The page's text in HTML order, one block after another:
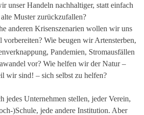
unser Handeln nachhaltiger, statt einfach
Muster zurückzufallen?
anderen Krisenszenarien wollen wir uns
vorbereiten? Wie beugen wir Artensterben,
Pandemien, Stromausfällen
vor? Wie helfen wir der Natur –
wir sind! – sich selbst zu helfen?
jedes Unternehmen stellen, jeder Verein,
)Schule, jede andere Institution. Aber